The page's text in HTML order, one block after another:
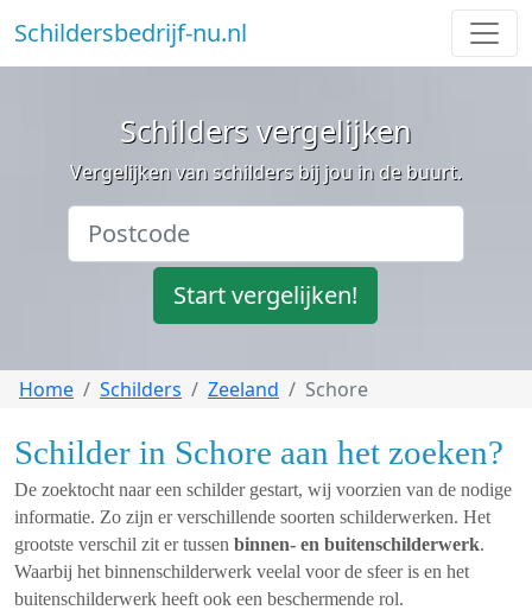
Schildersbedrijf-nu.nl
Schilders vergelijken
Vergelijken van schilders bij jou in de buurt.
Start vergelijken!
Home Schilders Zeeland Schore
Schilder in Schore aan het zoeken?
De zoektocht naar een schilder gestart, wij voorzien van de nodige
informatie. Zo zijn er verschillende soorten schilderwerken. Het
grootste verschil zit er tussen binnen- en buitenschilderwerk.
Waarbij het binnenschilderwerk veelal voor de sfeer is en het
buitenschilderwerk heeft ook een beschermende rol.